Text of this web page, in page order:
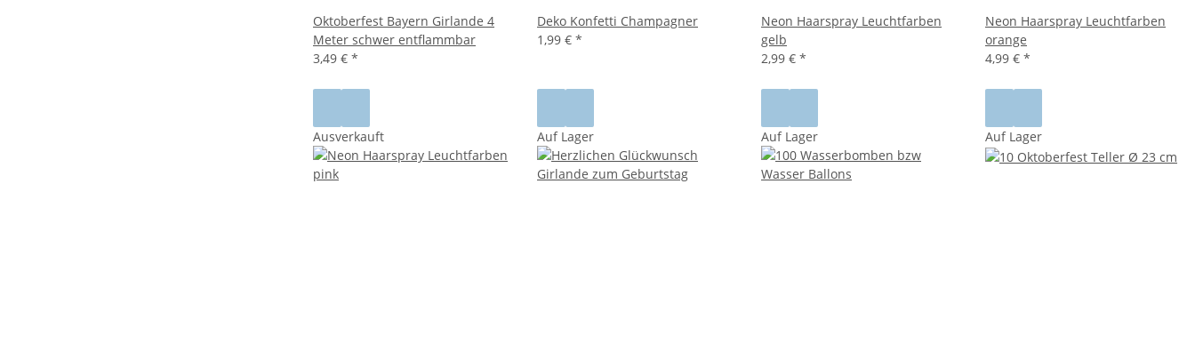
Oktoberfest Bayern Girlande 4
Meter schwer entflammbar
3,49 € *
Deko Konfetti Champagner
1,99 € *
Neon Haarspray Leuchtfarben
gelb
2,99 € *
Neon Haarspray Leuchtfarben
orange
4,99 € *
Ausverkauft Auf Lager Auf Lager Auf Lager